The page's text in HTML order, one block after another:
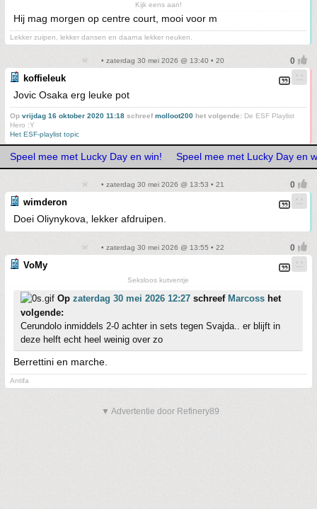
Kijk eens aan!
Hij mag morgen op centre court, mooi voor m
Lekker zuipen, lekker dansen en daarna lekker neuken.
• zaterdag 30 mei 2026 @ 13:40 • 20
koffieleuk
Jovic Osaka erg leuke pot
Op vrijdag 16 oktober 2020 11:18 schreefmolloot200 het volgende: De ESF Playlist
Hero :Y
Het ESF-playlist topic
Speel mee met Lucky Day en win! Speel mee met Lucky Day en
• zaterdag 30 mei 2026 @ 13:53 • 21
wimderon
Doei Oliynykova, lekker afdruipen.
• zaterdag 30 mei 2026 @ 13:55 • 22
VoMy
Seksloos kutventje
Op zaterdag 30 mei 2026 12:27 schreef Marcoss het
volgende:
Cerundolo inmiddels 2-0 achter in sets tegen Svajda.. er blijft in
deze helft echt heel weinig over zo
Berrettini en marche.
Antifa
▼ Advertentie door Refinery89